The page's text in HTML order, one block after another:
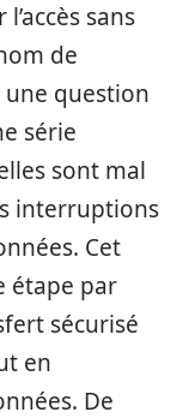
sans
de
une question
série
sont mal
interruptions
Cet
étape par
sécurisé
en
De